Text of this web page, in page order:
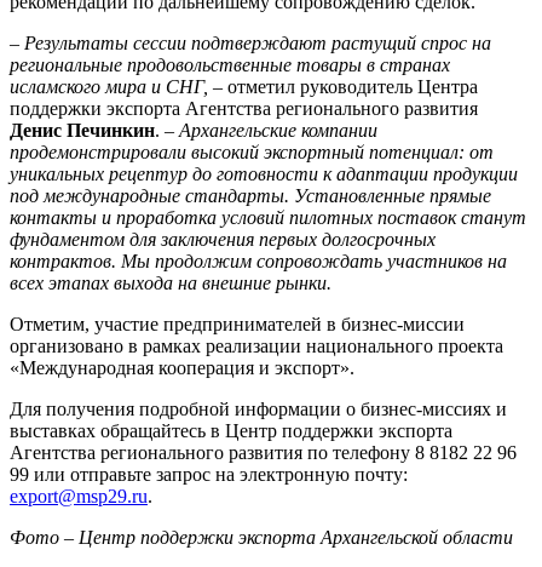
– Результаты сессии подтверждают растущий спрос на
региональные продовольственные товары в странах
исламского мира и СНГ, – отметил руководитель Центра
поддержки экспорта Агентства регионального развития
Денис Печинкин. – Архангельские компании
продемонстрировали высокий экспортный потенциал: от
уникальных рецептур до готовности к адаптации продукции
под международные стандарты. Установленные прямые
контакты и проработка условий пилотных поставок станут
фундаментом для заключения первых долгосрочных
контрактов. Мы продолжим сопровождать участников на
всех этапах выхода на внешние рынки.
Отметим, участие предпринимателей в бизнес-миссии
организовано в рамках реализации национального проекта
«Международная кооперация и экспорт».
Для получения подробной информации о бизнес-миссиях и
выставках обращайтесь в Центр поддержки экспорта
Агентства регионального развития по телефону 8 8182 22 96
99​ или отправьте запрос на электронную почту:
export@msp29.ru.
Фото – Центр поддержки экспорта Архангельской области